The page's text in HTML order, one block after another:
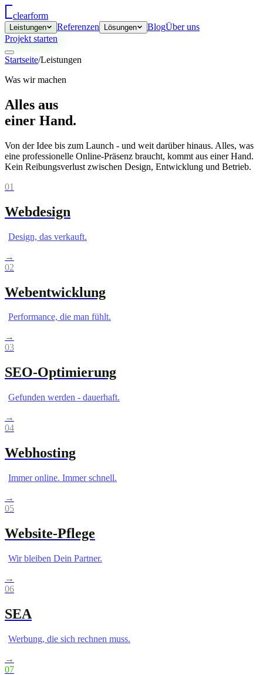
clearform
Leistungen Referenzen Lösungen BlogÜber uns
Projekt starten
Startseite/Leistungen
Was wir machen
Alles aus
einer Hand.
Von der Idee bis zum Launch - und weit darüber hinaus. Alles, was
eine professionelle Online-Präsenz braucht, kommt aus einer Hand.
Kein Reibungsverlust zwischen Design, Entwicklung und Betrieb.
01
Webdesign
Design, das verkauft.
→
02
Webentwicklung
Performance, die man fühlt.
→
03
SEO-Optimierung
Gefunden werden - dauerhaft.
→
04
Webhosting
Immer online. Immer schnell.
→
05
Website-Pflege
Wir bleiben Dein Partner.
→
06
SEA
Werbung, die sich rechnen muss.
→
07